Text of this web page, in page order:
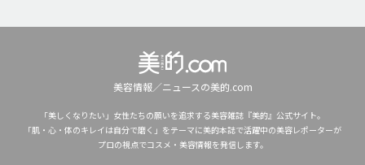
美容情報／ニュースの美的.com
「美しくなりたい」女性たちの願いを追求する美容雑誌『美的』公式サイト。
「肌・心・体のキレイは自分で磨く」をテーマに美的本誌で活躍中の美容レポーターが
プロの視点でコスメ・美容情報を発信します。